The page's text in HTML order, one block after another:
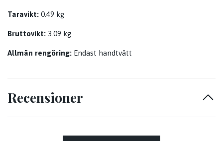
Taravikt: 0.49 kg
Bruttovikt: 3.09 kg
Allmän rengöring: Endast handtvätt
Recensioner